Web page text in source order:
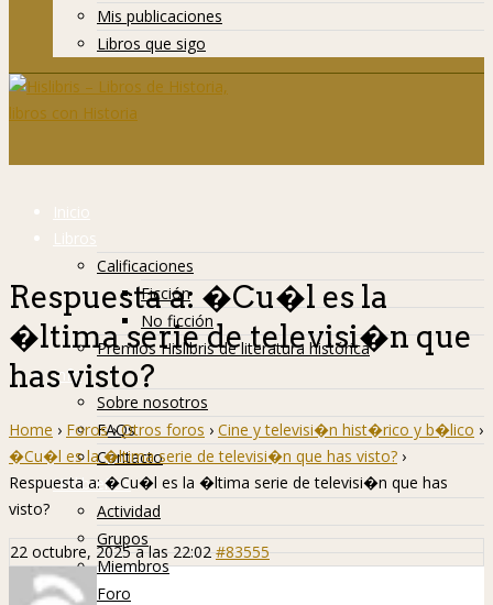
Mis publicaciones
Libros que sigo
Inicio
Libros
Calificaciones
Ficción
No ficción
Premios Hislibris de literatura histórica
Info
Sobre nosotros
FAQs
Contacto
Hislibreños
Actividad
Grupos
Miembros
Foro
Respuesta a: �Cu�l es la
�ltima serie de televisi�n que
has visto?
Home › Foros › Otros foros › Cine y televisi�n hist�rico y b�lico ›
�Cu�l es la �ltima serie de televisi�n que has visto? ›
Respuesta a: �Cu�l es la �ltima serie de televisi�n que has
visto?
22 octubre, 2025 a las 22:02 #83555